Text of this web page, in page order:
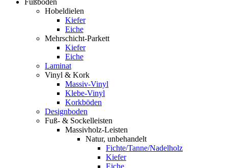
Fußboden
Hobeldielen
Kiefer
Eiche
Mehrschicht-Parkett
Kiefer
Eiche
Laminat
Vinyl & Kork
Massiv-Vinyl
Klebe-Vinyl
Korkböden
Designboden
Fuß- & Sockelleisten
Massivholz-Leisten
Natur, unbehandelt
Fichte/Tanne/Nadelholz
Kiefer
Eiche